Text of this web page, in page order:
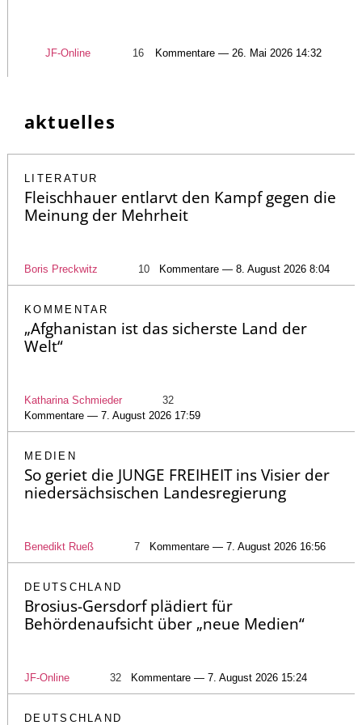
JF-Online 16 Kommentare — 26. Mai 2026 14:32
aktuelles
LITERATUR
Fleischhauer entlarvt den Kampf gegen die
Meinung der Mehrheit
Boris Preckwitz 10 Kommentare — 8. August 2026 8:04
KOMMENTAR
„Afghanistan ist das sicherste Land der
Welt“
Katharina Schmieder
32
Kommentare — 7. August 2026 17:59
MEDIEN
So geriet die JUNGE FREIHEIT ins Visier der
niedersächsischen Landesregierung
Benedikt Rueß 7 Kommentare — 7. August 2026 16:56
DEUTSCHLAND
Brosius-Gersdorf plädiert für
Behördenaufsicht über „neue Medien“
JF-Online 32 Kommentare — 7. August 2026 15:24
DEUTSCHLAND